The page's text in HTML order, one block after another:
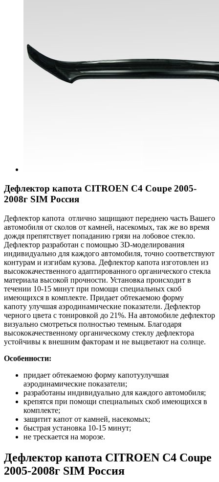
Дефлектор капота CITROEN C4 Coupe 2005-
2008г SIM Россия
Дефлектор капота отлично защищают переднею часть Вашего
автомобиля от сколов от камней, насекомых, так же во время
дождя препятствует попаданию грязи на лобовое стекло.
Дефлектор разработан с помощью 3D-моделирования
индивидуально для каждого автомобиля, точно соответствуют
контурам и изгибам кузова. Дефлектор капота изготовлен из
высококачественного адаптированного органического стекла
материала высокой прочности. Установка происходит в
течении 10-15 минут при помощи специальных скоб
имеющихся в комплекте. Придает обтекаемою форму
капоту улучшая аэродинамические показатели. Дефлектор
черного цвета с тонировкой до 21%. На автомобиле дефлектор
визуально смотреться полностью темным. Благодаря
высококачественному органическому стеклу дефлектора
устойчивы к внешним факторам и не выцветают на солнце.
Особенности:
придает обтекаемою форму капотуулучшая
аэродинамические показатели;
разработаны индивидуально для каждого автомобиля;
крепятся при помощи специальных скоб имеющихся в
комплекте;
защитит капот от камней, насекомых;
быстрая установка 10-15 минут;
не трескается на морозе.
Дефлектор капота CITROEN C4 Coupe
2005-2008г SIM Россия